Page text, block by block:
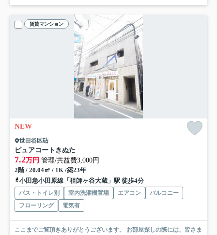
賃貸マンション
NEW
世田谷区砧
ピュアコートきぬた
7.2万円 管理/共益費3,000円
2階 / 20.04㎡ / 1K /築23年
小田急小田原線「祖師ヶ谷大蔵」駅 徒歩4分
バス・トイレ別 室内洗濯機置場 エアコン
バルコニー
フローリング
電気有
ここまでご覧頂きありがとうございます。 お部屋探しの際には、皆さま